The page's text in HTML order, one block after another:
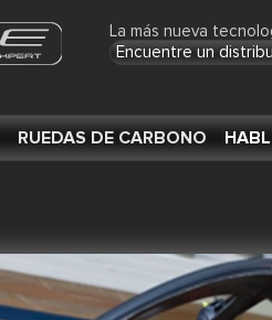
La más nueva
Encuentre un
RUEDAS DE CARBONO